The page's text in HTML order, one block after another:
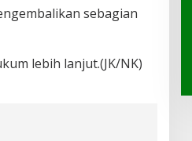
sebagian
lebih lanjut.(JK/NK)